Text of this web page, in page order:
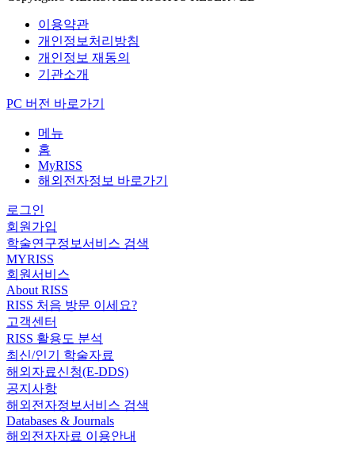
이용약관
개인정보처리방침
개인정보 재동의
기관소개
PC 버전 바로가기
메뉴
홈
MyRISS
해외전자정보 바로가기
로그인
회원가입
학술연구정보서비스 검색
MYRISS
회원서비스
About RISS
RISS 처음 방문 이세요?
고객센터
RISS 활용도 분석
최신/인기 학술자료
해외자료신청(E-DDS)
공지사항
해외전자정보서비스 검색
Databases & Journals
해외전자자료 이용안내